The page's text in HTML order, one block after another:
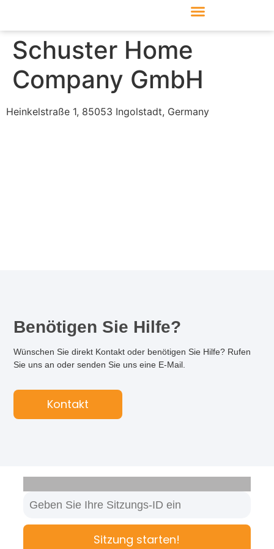
Schuster Home
Company GmbH
Heinkelstraße 1, 85053 Ingolstadt, Germany
Benötigen Sie Hilfe?
Wünschen Sie direkt Kontakt oder benötigen Sie Hilfe? Rufen
Sie uns an oder senden Sie uns eine E-Mail.
Kontakt
Sitzung starten!